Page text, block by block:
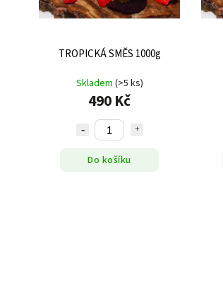
TROPICKÁ SMĚS 1000g
Skladem (>5 ks)
490 Kč
Do košíku